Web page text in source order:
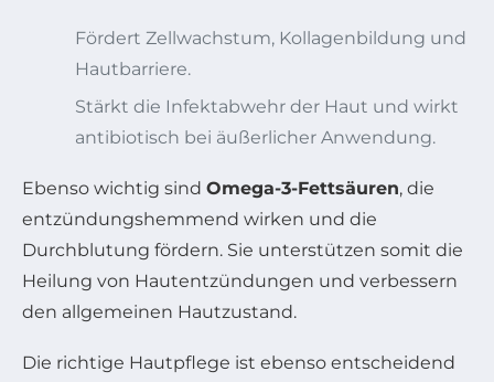
Fördert Zellwachstum, Kollagenbildung und
Hautbarriere.
Stärkt die Infektabwehr der Haut und wirkt
antibiotisch bei äußerlicher Anwendung.
Ebenso wichtig sind Omega-3-Fettsäuren, die
entzündungshemmend wirken und die
Durchblutung fördern. Sie unterstützen somit die
Heilung von Hautentzündungen und verbessern
den allgemeinen Hautzustand.
Die richtige Hautpflege ist ebenso entscheidend